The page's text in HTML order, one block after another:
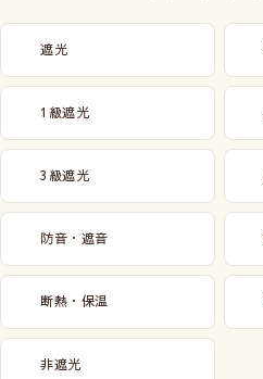
遮光
1級遮光
3級遮光
防音・遮音
断熱・保温
非遮光